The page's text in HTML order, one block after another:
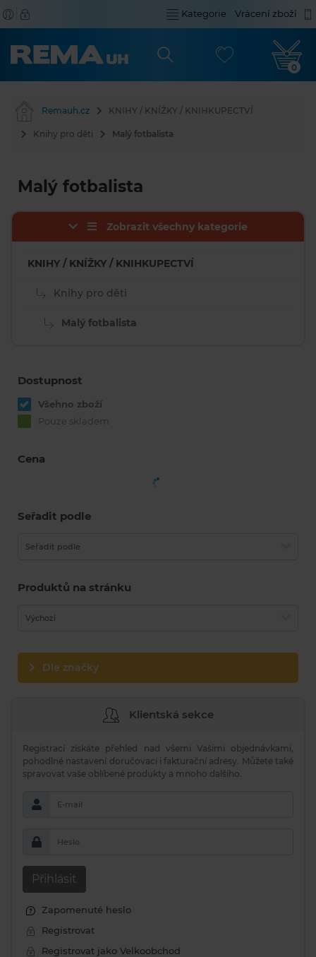
Kategorie Vrácení zboží
0
Remauh.cz KNIHY / KNÍŽKY / KNIHKUPECTVÍ
Knihy pro děti Malý fotbalista
Malý fotbalista
Zobrazit všechny kategorie
KNIHY / KNÍŽKY / KNIHKUPECTVÍ
Knihy pro děti
Malý fotbalista
Dostupnost
Všehno zboží
Pouze skladem
Cena
Seřadit podle
Seřadit podle
Produktů na stránku
Výchozí
Dle značky
Klientská sekce
Registrací získáte přehled nad všemi Vašimi objednávkami,
pohodlné nastavení doručovací i fakturační adresy. Můžete také
spravovat vaše oblíbené produkty a mnoho dalšího.
E-mail
Heslo
Přihlásit
Zapomenuté heslo
Registrovat
Registrovat jako Velkoobchod